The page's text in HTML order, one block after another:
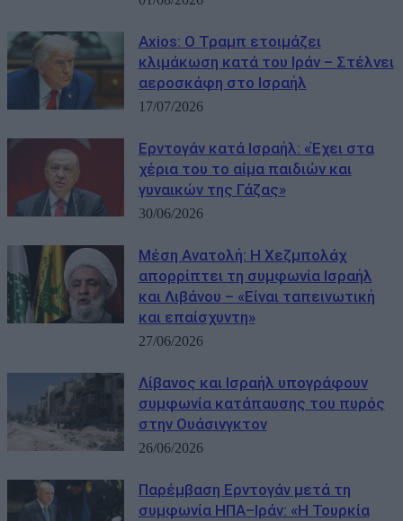
Axios: Ο Τραμπ ετοιμάζει
κλιμάκωση κατά του Ιράν – Στέλνει
αεροσκάφη στο Ισραήλ
17/07/2026
Ερντογάν κατά Ισραήλ: «Έχει στα
χέρια του το αίμα παιδιών και
γυναικών της Γάζας»
30/06/2026
Μέση Ανατολή: Η Χεζμπολάχ
απορρίπτει τη συμφωνία Ισραήλ
και Λιβάνου – «Είναι ταπεινωτική
και επαίσχυντη»
27/06/2026
Λίβανος και Ισραήλ υπογράφουν
συμφωνία κατάπαυσης του πυρός
στην Ουάσινγκτον
26/06/2026
Παρέμβαση Ερντογάν μετά τη
συμφωνία ΗΠΑ–Ιράν: «Η Τουρκία